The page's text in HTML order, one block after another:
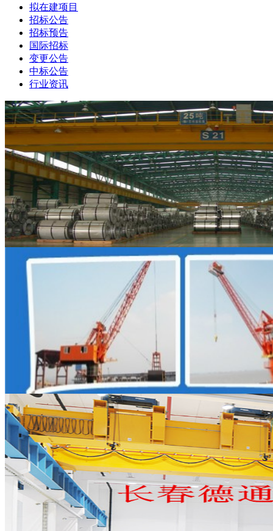
拟在建项目
招标公告
招标预告
国际招标
变更公告
中标公告
行业资讯